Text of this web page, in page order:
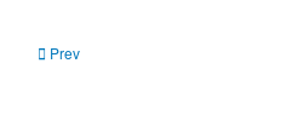
Previous article: Ngày 22/08/2021:
Prev